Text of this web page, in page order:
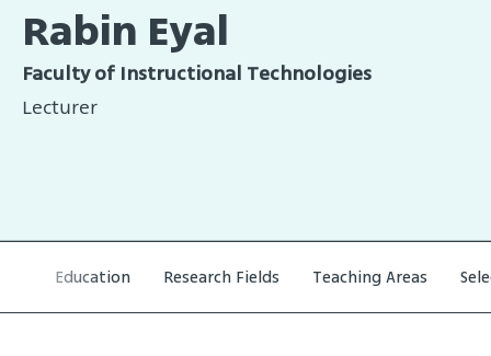
Rabin Eyal
Faculty of Instructional Technologies
Lecturer
Education Research Fields Teaching Areas